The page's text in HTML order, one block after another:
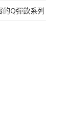
的Q彈飲系列